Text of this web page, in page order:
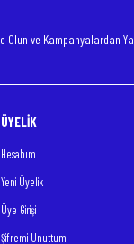
Olun ve Kampanyalardan
ÜYELİK
Hesabım
Yeni Üyelik
Üye Girişi
Şifremi Unuttum